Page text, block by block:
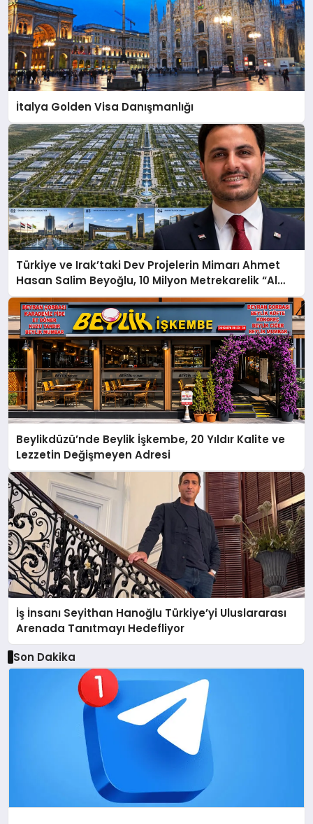
İtalya Golden Visa Danışmanlığı
Türkiye ve Irak’taki Dev Projelerin Mimarı Ahmet
Hasan Salim Beyoğlu, 10 Milyon Metrekarelik “Al
Yusuf Holding Industrial City” Projesini Hayata
Geçirecek
Beylikdüzü’nde Beylik İşkembe, 20 Yıldır Kalite ve
Lezzetin Değişmeyen Adresi
İş İnsanı Seyithan Hanoğlu Türkiye’yi Uluslararası
Arenada Tanıtmayı Hedefliyor
Son Dakika